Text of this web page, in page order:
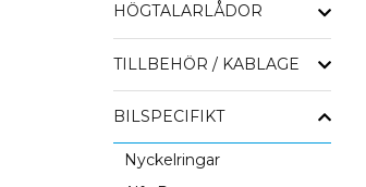
HÖGTALARLÅDOR
TILLBEHÖR / KABLAGE
BILSPECIFIKT
Nyckelringar